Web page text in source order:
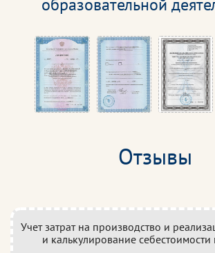
образовательной
Отзывы
Учет затрат на производство и
и калькулирование